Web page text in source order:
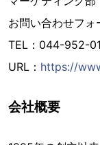
お問い合わせフォ
TEL：044-952-
URL： https://
会社概要